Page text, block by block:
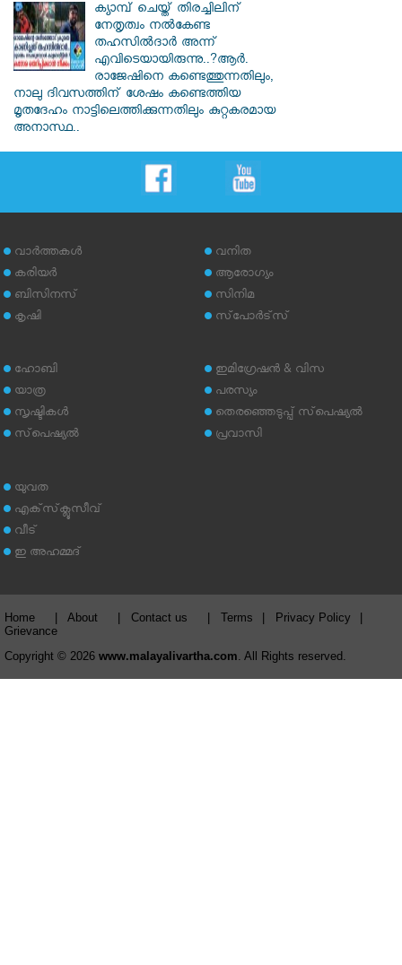
ക്യാമ്പ് ചെയ്ത് തിരച്ചിലിന്
നേതൃത്വം നല്‍കേണ്ട
തഹസില്‍ദാര്‍ അന്ന്
എവിടെയായിരുന്നു..?ആര്‍.
രാജേഷിനെ കണ്ടെത്തുന്നതിലും,
നാലു ദിവസത്തിന് ശേഷം കണ്ടെത്തിയ
മൃതദേഹം നാട്ടിലെത്തിക്കുന്നതിലും കുറ്റകരമായ
അനാസ്ഥ..
വാര്‍ത്തകള്‍
കരിയര്‍
ബിസിനസ്
കൃഷി
വനിത
ആരോഗ്യം
സിനിമ
സ്‌പോര്‍ട്‌സ്
ഹോബി
യാത്ര
സൃഷ്ടികള്‍
സ്‌പെഷ്യല്‍
ഇമിഗ്രേഷന്‍ & വിസ
പരസ്യം
തെരഞ്ഞെടുപ്പ് സ്‌പെഷ്യല്‍
പ്രവാസി
യുവത
എക്‌സ്‌ക്ലൂസീവ്
വീട്
ഇ അഹമ്മദ്‌
Home About Contact us Terms Privacy Policy
Grievance
Copyright © 2026 www.malayalivartha.com . All Rights reserved.